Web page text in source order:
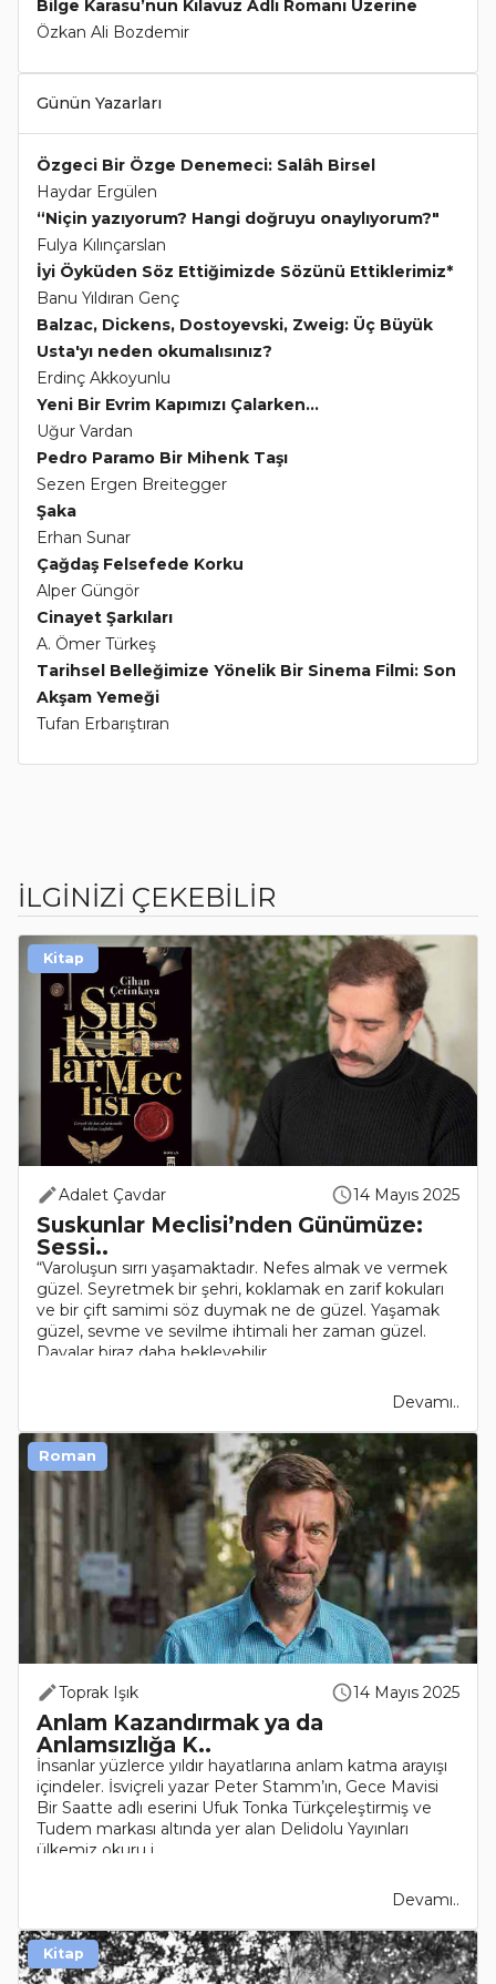
Bilge Karasu’nun Kılavuz Adlı Romanı Üzerine
Özkan Ali Bozdemir
Günün Yazarları
Özgeci Bir Özge Denemeci: Salâh Birsel
Haydar Ergülen
“Niçin yazıyorum? Hangi doğruyu onaylıyorum?"
Fulya Kılınçarslan
İyi Öyküden Söz Ettiğimizde Sözünü Ettiklerimiz*
Banu Yıldıran Genç
Balzac, Dickens, Dostoyevski, Zweig: Üç Büyük
Usta'yı neden okumalısınız?
Erdinç Akkoyunlu
Yeni Bir Evrim Kapımızı Çalarken...
Uğur Vardan
Pedro Paramo Bir Mihenk Taşı
Sezen Ergen Breitegger
Şaka
Erhan Sunar
Çağdaş Felsefede Korku
Alper Güngör
Cinayet Şarkıları
A. Ömer Türkeş
Tarihsel Belleğimize Yönelik Bir Sinema Filmi: Son
Akşam Yemeği
Tufan Erbarıştıran
İLGİNİZİ ÇEKEBİLİR
Adalet Çavdar 14 Mayıs 2025
Suskunlar Meclisi’nden Günümüze:
Sessi..
“Varoluşun sırrı yaşamaktadır. Nefes almak ve vermek
güzel. Seyretmek bir şehri, koklamak en zarif kokuları
ve bir çift samimi söz duymak ne de güzel. Yaşamak
güzel, sevme ve sevilme ihtimali her zaman güzel.
Davalar biraz daha bekleyebilir.....
Devamı..
Kitap
Toprak Işık 14 Mayıs 2025
Anlam Kazandırmak ya da
Anlamsızlığa K..
İnsanlar yüzlerce yıldır hayatlarına anlam katma arayışı
içindeler. İsviçreli yazar Peter Stamm’ın, Gece Mavisi
Bir Saatte adlı eserini Ufuk Tonka Türkçeleştirmiş ve
Tudem markası altında yer alan Delidolu Yayınları
ülkemiz okuru i..
Devamı..
Roman
Kitap